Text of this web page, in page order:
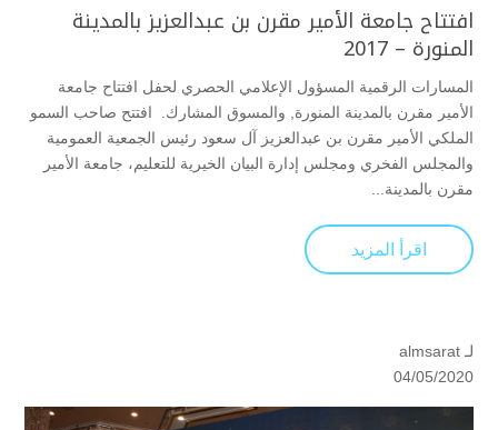
افتتاح جامعة الأمير مقرن بن عبدالعزيز بالمدينة
المنورة – 2017
المسارات الرقمية المسؤول الإعلامي الحصري لحفل افتتاح جامعة
الأمير مقرن بالمدينة المنورة, والمسوق المشارك. افتتح صاحب السمو
الملكي الأمير مقرن بن عبدالعزيز آل سعود رئيس الجمعية العمومية
والمجلس الفخري ومجلس إدارة البيان الخيرية للتعليم، جامعة الأمير
مقرن بالمدينة...
اقرأ المزيد
لـ almsarat
04/05/2020